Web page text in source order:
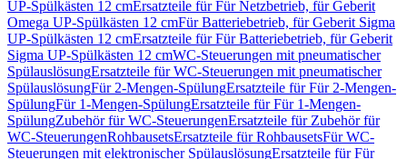
UP-Spülkästen 12 cmErsatzteile für Für Netzbetrieb, für Geberit
Omega UP-Spülkästen 12 cmFür Batteriebetrieb, für Geberit Sigma
UP-Spülkästen 12 cmErsatzteile für Für Batteriebetrieb, für Geberit
Sigma UP-Spülkästen 12 cmWC-Steuerungen mit pneumatischer
SpülauslösungErsatzteile für WC-Steuerungen mit pneumatischer
SpülauslösungFür 2-Mengen-SpülungErsatzteile für Für 2-Mengen-
SpülungFür 1-Mengen-SpülungErsatzteile für Für 1-Mengen-
SpülungZubehör für WC-SteuerungenErsatzteile für Zubehör für
WC-SteuerungenRohbausetsErsatzteile für RohbausetsFür WC-
Steuerungen mit elektronischer SpülauslösungErsatzteile für Für